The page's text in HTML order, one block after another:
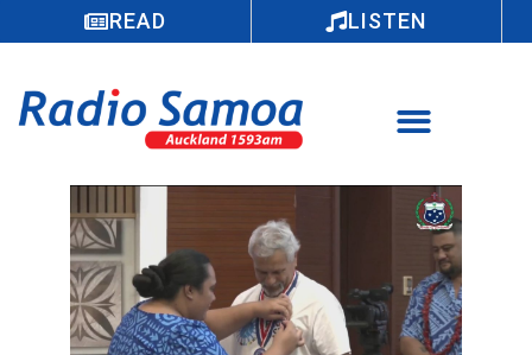
READ LISTEN